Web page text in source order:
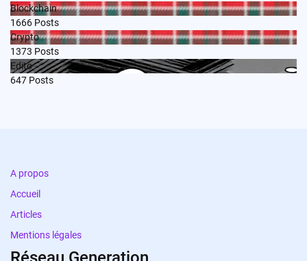
Blockchain
1666 Posts
Crypto
1373 Posts
Edito
647 Posts
A propos
Accueil
Articles
Mentions légales